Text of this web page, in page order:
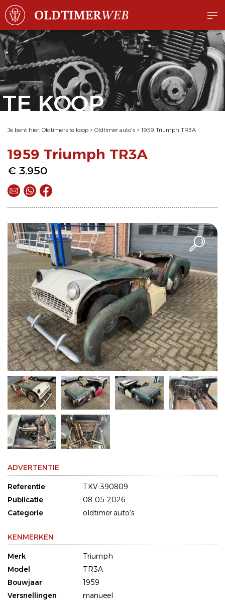
TE KOOP
Je bent hier: Oldtimers te koop > Oldtimer auto's > 1959 Triumph TR3A
1959 Triumph TR3A
€ 3.950
ADVERTENTIE
Referentie
TKV-390809
Publicatie
08-05-2026
Categorie
oldtimer auto's
KENMERKEN
Merk
Triumph
Model
TR3A
Bouwjaar
1959
Versnellingen
manueel